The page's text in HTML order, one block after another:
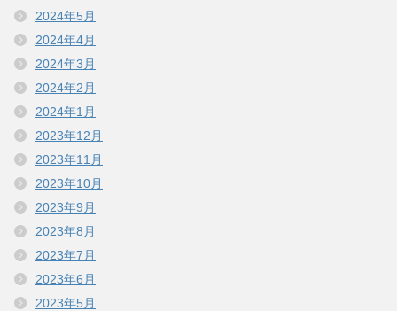
2024年5月
2024年4月
2024年3月
2024年2月
2024年1月
2023年12月
2023年11月
2023年10月
2023年9月
2023年8月
2023年7月
2023年6月
2023年5月